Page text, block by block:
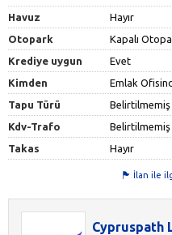
Havuz
Hayır
Otopark
Kapalı
Krediye uygun
Evet
Kimden
Emlak
Tapu Türü
Belirtilmemiş
Kdv-Trafo
Belirtilmemiş
Takas
Hayır
İlan ile
Cypruspath